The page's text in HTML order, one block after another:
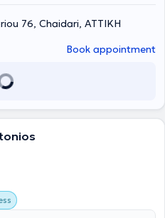
including ear cleaning,
audiogram, and
Additionally, he provides
experience and
cases involving the surgical
of patients.
76, Chaidari, ΑΤΤΙΚΗ
Book appointment